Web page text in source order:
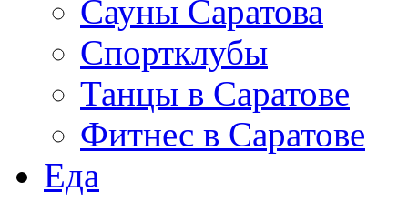
Сауны Саратова
Спортклубы
Танцы в Саратове
Фитнес в Саратове
Еда